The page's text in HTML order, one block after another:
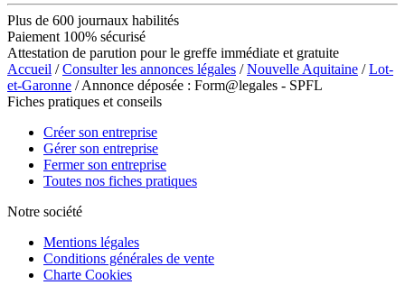
Plus de 600 journaux habilités
Paiement 100% sécurisé
Attestation de parution pour le greffe immédiate et gratuite
Accueil /Consulter les annonces légales /Nouvelle Aquitaine /Lot-
et-Garonne / Annonce déposée : Form@legales - SPFL
Fiches pratiques et conseils
Créer son entreprise
Gérer son entreprise
Fermer son entreprise
Toutes nos fiches pratiques
Notre société
Mentions légales
Conditions générales de vente
Charte Cookies